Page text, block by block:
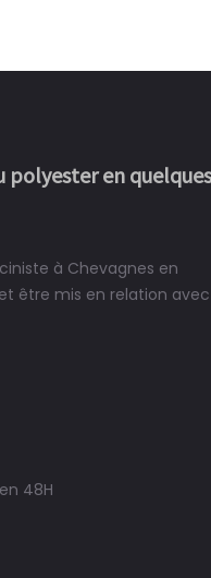
polyester en quelques
à Chevagnes en
être mis en relation avec
48H
une piscine est